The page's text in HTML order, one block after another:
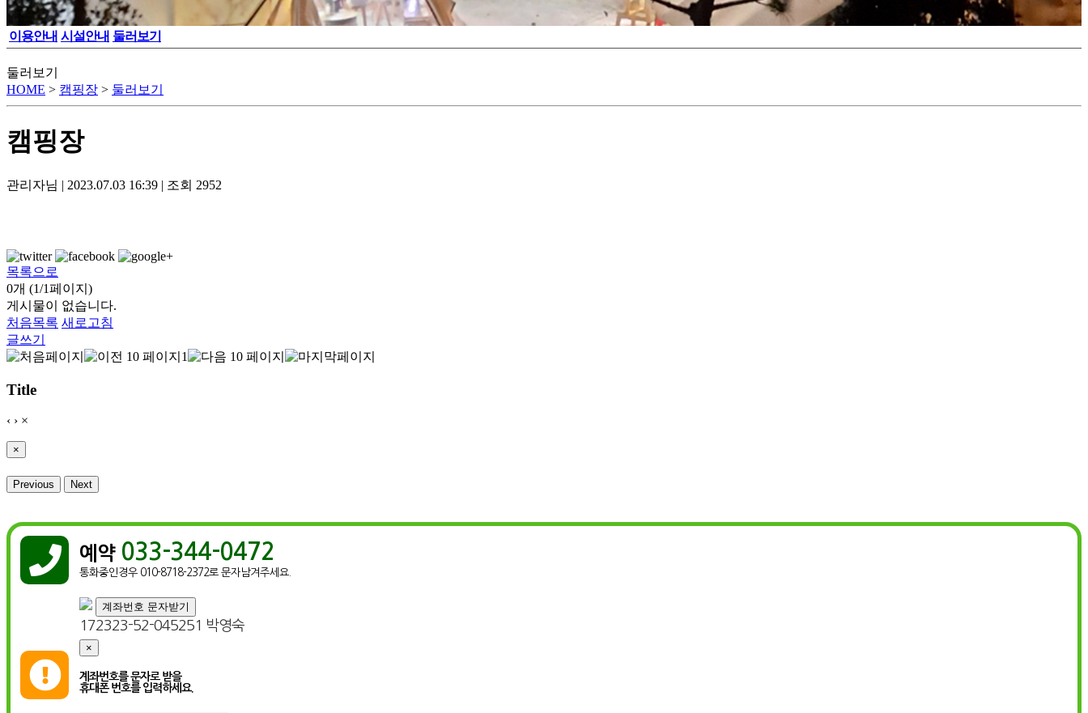
이용안내 시설안내 둘러보기
둘러보기
HOME > 캠핑장 > 둘러보기
캠핑장
관리자님 | 2023.07.03 16:39 | 조회 2952
목록으로
0개 (1/1페이지)
게시물이 없습니다.
처음목록 새로고침
글쓰기
1
Title
‹ › ×
×
Previous Next
 예약033-344-0472
통화중인경우 010-8718-2372로 문자남겨주세요.

계좌번호 문자받기
172323-52-045251 박영숙
×
계좌번호를 문자로 받을
휴대폰 번호를 입력하세요.